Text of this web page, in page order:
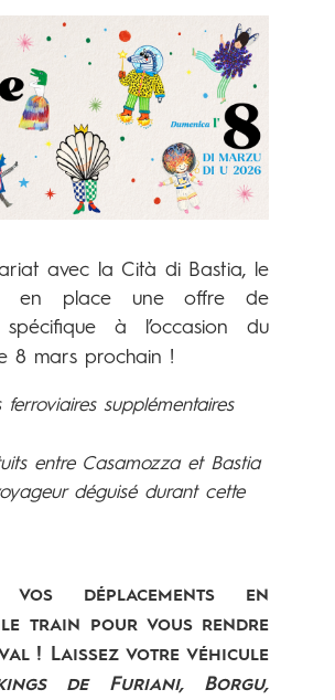
avec la Cità di Bastia, le
en place une offre de
à l’occasion du
8 mars prochain !
ferroviaires supplémentaires
entre Casamozza et Bastia
déguisé durant cette
vos déplacements en
train pour vous rendre
! Laissez votre véhicule
de Furiani, Borgu,